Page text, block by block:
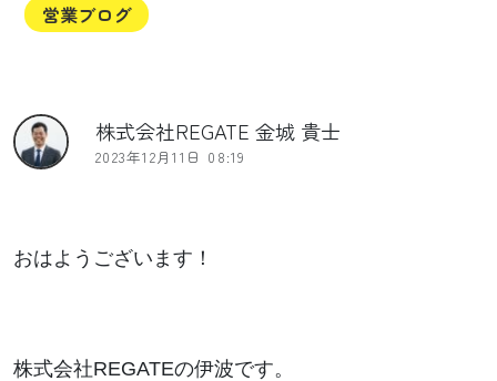
営業ブログ
株式会社REGATE 金城 貴士
2023年12月11日 08:19
おはようございます！
株式会社REGATEの伊波です。